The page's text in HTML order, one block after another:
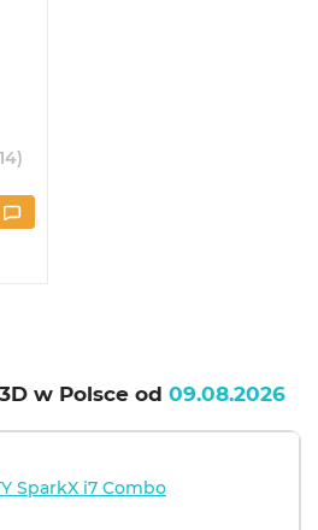
w Polsce od 09.08.2026
SparkX i7 Combo